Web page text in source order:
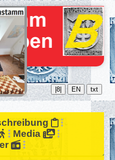
|8| EN txt
Media